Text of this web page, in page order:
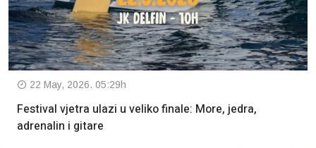
22 May, 2026. 05:29h
Festival vjetra ulazi u veliko finale: More, jedra,
adrenalin i gitare